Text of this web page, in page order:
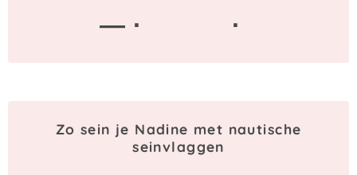
— ·
·
Zo sein je Nadine met nautische
seinvlaggen